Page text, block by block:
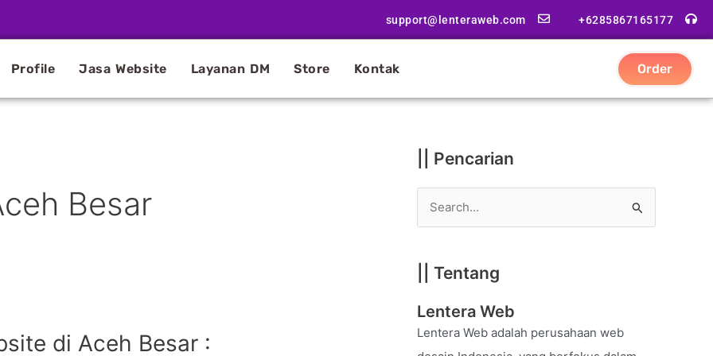
support@lenteraweb.com +6285867165177
Profile Jasa Website Layanan DM Store Kontak Order
Besar
di Aceh Besar :
|| Pencarian
r
c
h
|| Tentang
Lentera Web
Lentera Web adalah perusahaan web
|
t
g
i